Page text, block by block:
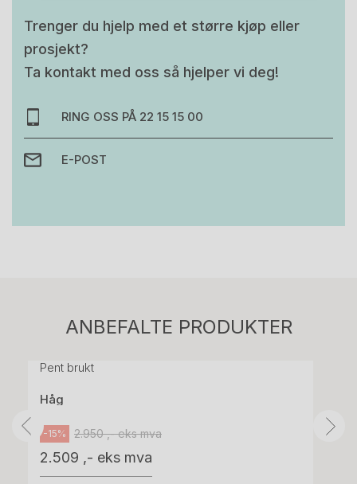
Trenger du hjelp med et større kjøp eller
prosjekt?
Ta kontakt med oss så hjelper vi deg!
RING OSS PÅ 22 15 15 00
E-POST
ANBEFALTE PRODUKTER
H05 5600 Swingback-armlene Mørk
Pent brukt
Håg
-15% 2.950 ,- eks mva
2.509 ,- eks mva